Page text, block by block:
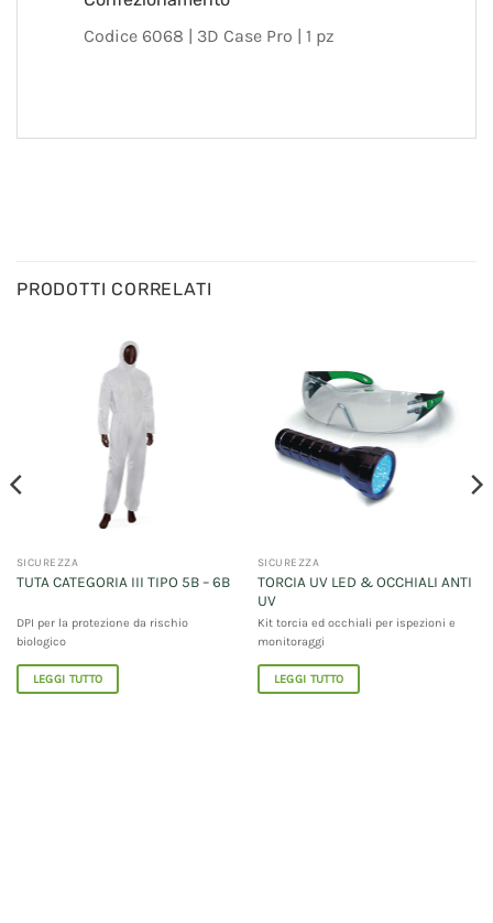
Codice 6068 | 3D Case Pro | 1 pz
PRODOTTI CORRELATI
SICUREZZA
TUTA CATEGORIA III TIPO 5B – 6B
DPI per la protezione da rischio
biologico
LEGGI TUTTO
SICUREZZA
TORCIA UV LED & OCCHIALI ANTI
UV
Kit torcia ed occhiali per ispezioni e
monitoraggi
LEGGI TUTTO